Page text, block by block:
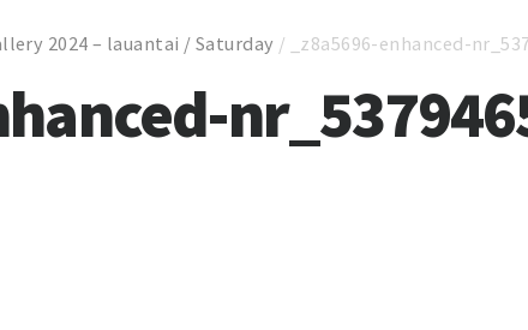
2024 – lauantai / Saturday / _z8a5696-enhanced-